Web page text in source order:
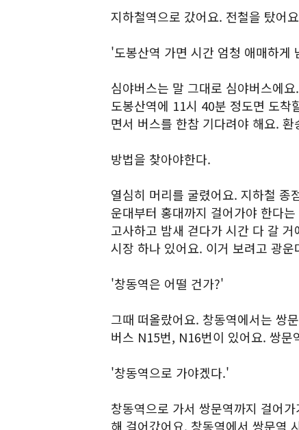
지하철역으로 갔어요. 전철을 탔어
'도봉산역 가면 시간 엄청 애매하게
심야버스는 말 그대로 심야버스에
도봉산역에 11시 40분 정도면 도착
면서 버스를 한참 기다려야 해요.
방법을 찾아야한다.
열심히 머리를 굴렸어요. 지하철 종
운대부터 홍대까지 걸어가야 한다
고사하고 밤새 걷다가 시간 다 갈
시장 하나 있어요. 이거 보려고 광
'창동역은 어떨 건가?'
그때 떠올랐어요. 창동역에서는 쌍
버스 N15번, N16번이 있어요. 쌍문
'창동역으로 가야겠다.'
창동역으로 가서 쌍문역까지 걸어
해 걸어갔어요. 창동역에서 쌍문역